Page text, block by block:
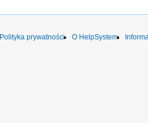
Polityka prywatności O HelpSystem